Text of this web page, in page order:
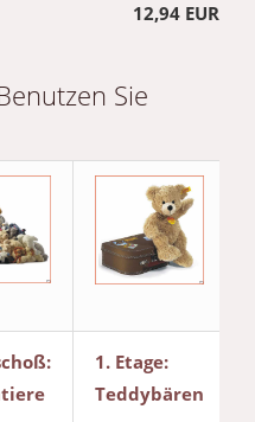
12,94 EUR
Sie
1. Etage:
Teddybären